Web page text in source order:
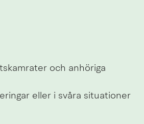
och anhöriga
eller i svåra situationer